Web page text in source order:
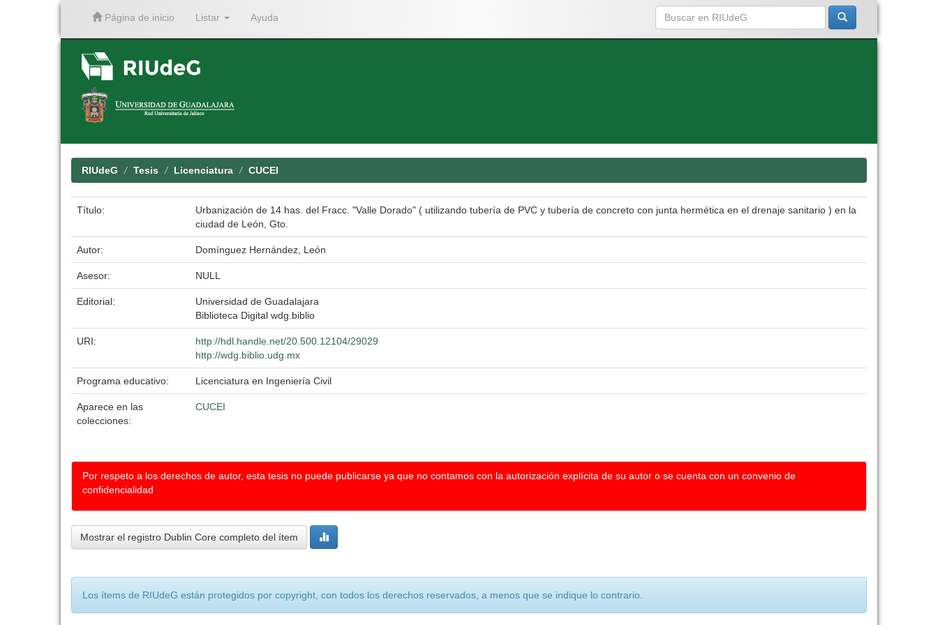
Página de inicio Listar Ayuda
RIUdeG Tesis Licenciatura CUCEI
Título:
Urbanización de 14 has. del Fracc. "Valle Dorado" ( utilizando tubería de PVC y tubería de concreto con junta hermética en el drenaje sanitario ) en la
ciudad de León, Gto.
Autor: Domínguez Hernández, León
Asesor: NULL
Editorial:
Universidad de Guadalajara
Biblioteca Digital wdg.biblio
URI:
http://hdl.handle.net/20.500.12104/29029
http://wdg.biblio.udg.mx
Programa educativo: Licenciatura en Ingeniería Civil
Aparece en las
colecciones:
CUCEI
Por respeto a los derechos de autor, esta tesis no puede publicarse ya que no contamos con la autorización explícita de su autor o se cuenta con un convenio de
confidencialidad
Mostrar el registro Dublin Core completo del ítem
Los ítems de RIUdeG están protegidos por copyright, con todos los derechos reservados, a menos que se indique lo contrario.